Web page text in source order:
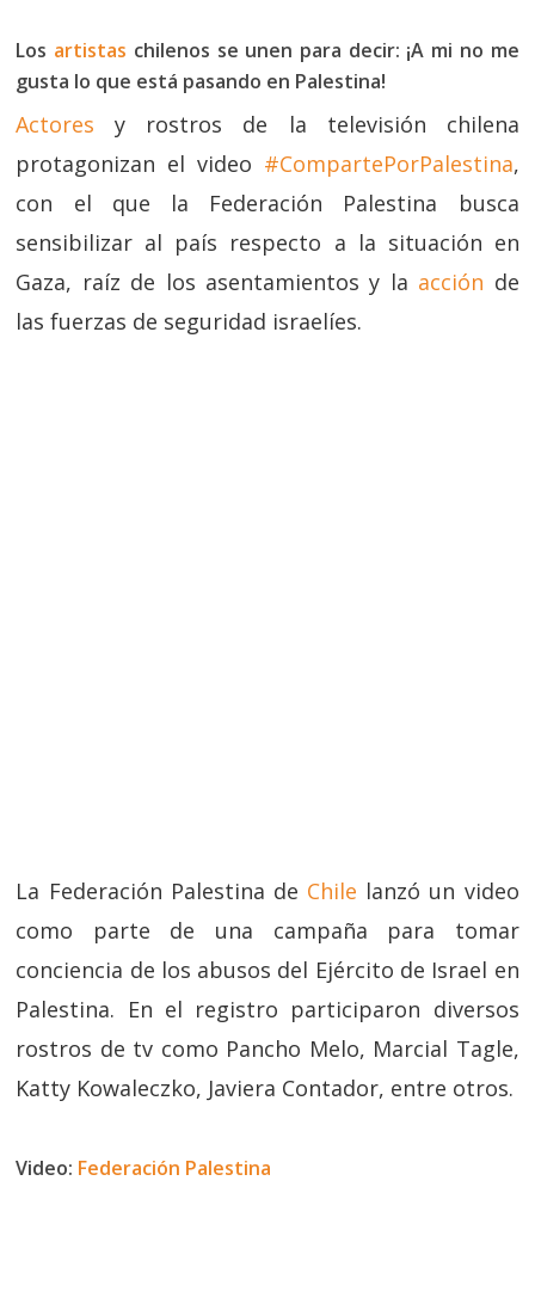
Los artistas chilenos se unen para decir: ¡A mi no me
gusta lo que está pasando en Palestina‬!
Actores y rostros de la televisión chilena
protagonizan el video #CompartePorPalestina,
con el que la Federación Palestina busca
sensibilizar al país respecto a la situación en
Gaza, raíz de los asentamientos y la acción de
las fuerzas de seguridad israelíes.
La Federación Palestina de Chile lanzó un video
como parte de una campaña para tomar
conciencia de los abusos del Ejército de Israel en
Palestina. En el registro participaron diversos
rostros de tv como Pancho Melo, Marcial Tagle,
Katty Kowaleczko, Javiera Contador, entre otros.
Video: Federación Palestina